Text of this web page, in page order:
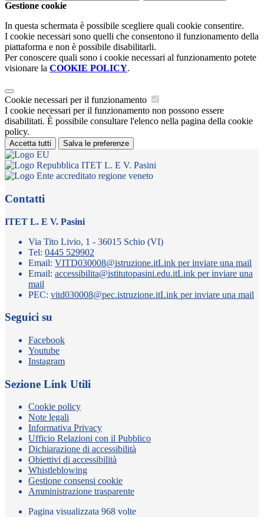
Gestione cookie
In questa schermata è possibile scegliere quali cookie consentire.
I cookie necessari sono quelli che consentono il funzionamento della
piattaforma e non è possibile disabilitarli.
Per conoscere quali sono i cookie necessari al funzionamento potete
visionare la COOKIE POLICY.
Cookie necessari per il funzionamento
I cookie necessari per il funzionamento non possono essere
disabilitati. È possibile consultare l'elenco nella pagina della cookie
policy.
Accetta tutti Salva le preferenze
ITET L. E V. Pasini
Contatti
ITET L. E V. Pasini
Via Tito Livio, 1 - 36015 Schio (VI)
Tel: 0445 529902
Email: VITD030008@istruzione.itLink per inviare una mail
Email: accessibilita@istitutopasini.edu.itLink per inviare una
mail
PEC: vitd030008@pec.istruzione.itLink per inviare una mail
Seguici su
Facebook
Youtube
Instagram
Sezione Link Utili
Cookie policy
Note legali
Informativa Privacy
Ufficio Relazioni con il Pubblico
Dichiarazione di accessibilità
Obiettivi di accessibilità
Whistleblowing
Gestione consensi cookie
Amministrazione trasparente
Pagina visualizzata 968 volte